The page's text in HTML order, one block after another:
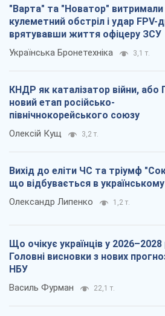
"Варта" та "Новатор" витримали
кулеметний обстріл і удар FPV-
врятувавши життя офіцеру ЗСУ
Українська Бронетехніка 3,1 т.
КНДР як каталізатор війни, або
новий етап російсько-
північнокорейського союзу
Олексій Кущ 3,2 т.
Вихід до еліти ЧС та тріумф
що відбувається в українському
Олександр Липенко 1,2 т.
Що очікує українців у 2026–2028
Головні висновки з нових
НБУ
Василь Фурман 22,1 т.